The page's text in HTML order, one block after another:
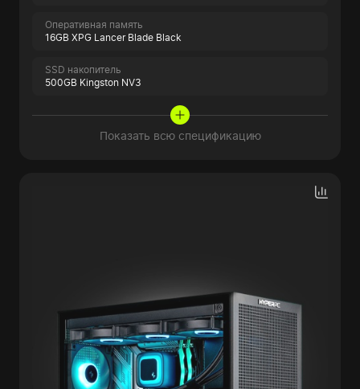
Оперативная память
16GB XPG Lancer Blade Black
SSD накопитель
500GB Kingston NV3
Показать всю спецификацию